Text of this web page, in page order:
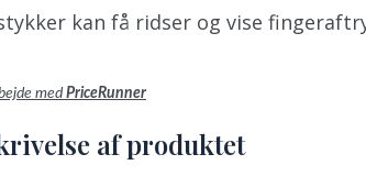
kan få ridser og vise
medPriceRunner
af produktet